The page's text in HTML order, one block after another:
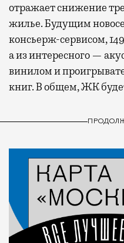
отражает снижение
жилье. Будущим
консьерж-сервисом,
а из интересного —
винилом и
книг. В общем, ЖК